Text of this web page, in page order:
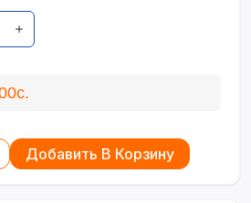
Добавить В Корзину